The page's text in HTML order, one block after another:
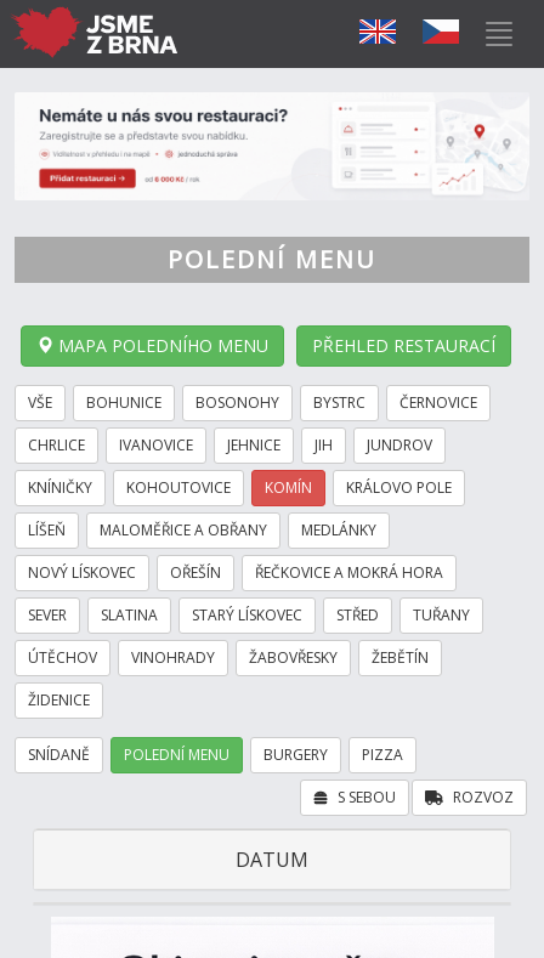
POLEDNÍ MENU
MAPA POLEDNÍHO MENU PŘEHLED RESTAURACÍ
VŠE BOHUNICE BOSONOHY BYSTRC ČERNOVICE
CHRLICE IVANOVICE JEHNICE JIH JUNDROV
KNÍNIČKY KOHOUTOVICE KOMÍN KRÁLOVO POLE
LÍŠEŇ MALOMĚŘICE A OBŘANY MEDLÁNKY
NOVÝ LÍSKOVEC OŘEŠÍN ŘEČKOVICE A MOKRÁ HORA
SEVER SLATINA STARÝ LÍSKOVEC STŘED TUŘANY
ÚTĚCHOV VINOHRADY ŽABOVŘESKY ŽEBĚTÍN
ŽIDENICE
SNÍDANĚ POLEDNÍ MENU BURGERY PIZZA
ROZVOZ
S SEBOU
DATUM